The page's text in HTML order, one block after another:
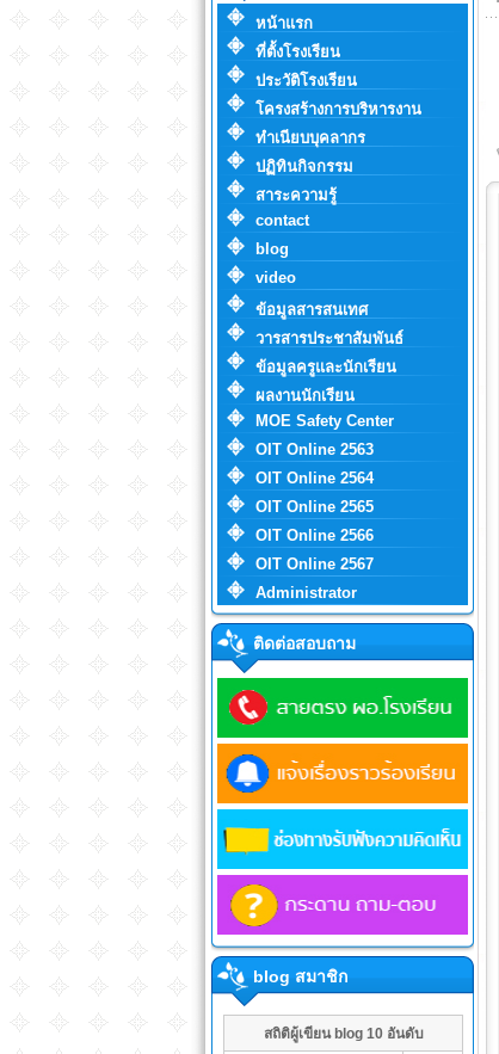
หน้าแรก
ที่ตั้งโรงเรียน
ประวัติโรงเรียน
โครงสร้างการบริหารงาน
ทำเนียบบุคลากร
ปฏิทินกิจกรรม
สาระความรู้
contact
blog
video
ข้อมูลสารสนเทศ
วารสารประชาสัมพันธ์
ข้อมูลครูและนักเรียน
ผลงานนักเรียน
MOE Safety Center
OIT Online 2563
OIT Online 2564
OIT Online 2565
OIT Online 2566
OIT Online 2567
Administrator
ติดต่อสอบถาม
blog สมาชิก
สถิติผู้เขียน blog 10 อันดับ